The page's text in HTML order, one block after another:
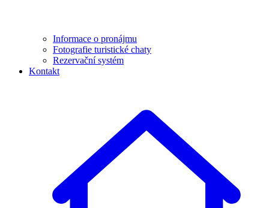
Informace o pronájmu
Fotografie turistické chaty
Rezervační systém
Kontakt